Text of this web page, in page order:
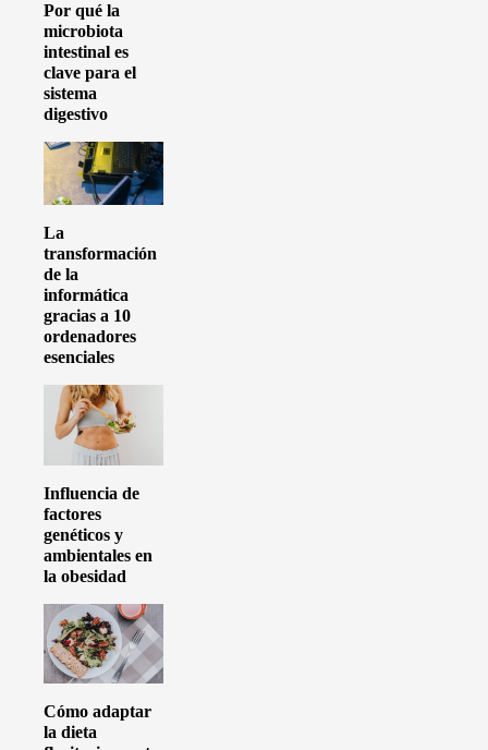
Por qué la
microbiota
intestinal es
clave para el
sistema
digestivo
La
transformación
de la
informática
gracias a 10
ordenadores
esenciales
Influencia de
factores
genéticos y
ambientales en
la obesidad
Cómo adaptar
la dieta